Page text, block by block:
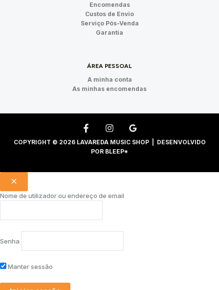
Encomendas
Custos de Envio
Serviço Pós-Venda
Garantia
ÁREA PESSOAL
A minha conta
As minhas encomendas
COPYRIGHT © 2026 LAVAREDA MUSIC SHOP | DESENVOLVIDO
POR BLEEP*
Nome de utilizador ou endereço de email
Senha
Manter sessão